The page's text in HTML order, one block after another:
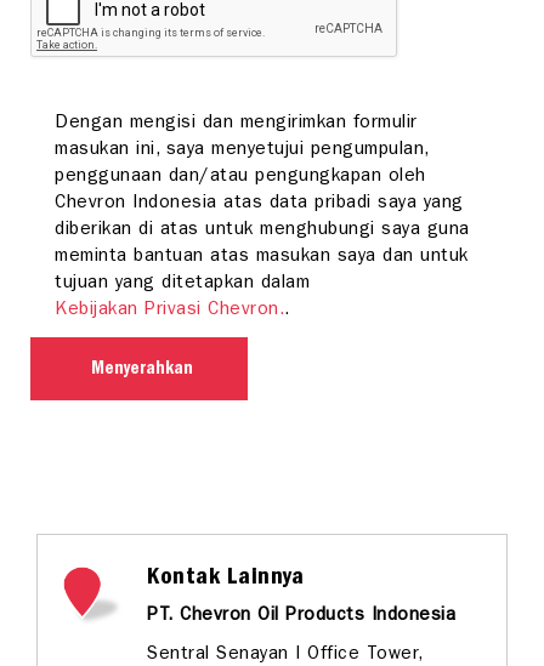
Dengan mengisi dan mengirimkan formulir
masukan ini, saya menyetujui pengumpulan,
penggunaan dan/atau pengungkapan oleh
Chevron Indonesia atas data pribadi saya yang
diberikan di atas untuk menghubungi saya guna
meminta bantuan atas masukan saya dan untuk
tujuan yang ditetapkan dalam
Kebijakan Privasi Chevron..
Menyerahkan
Kontak Lainnya
PT. Chevron Oil Products Indonesia
Sentral Senayan I Office Tower,